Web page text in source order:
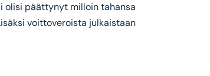
olisi päättynyt milloin tahansa
voittoveroista julkaistaan